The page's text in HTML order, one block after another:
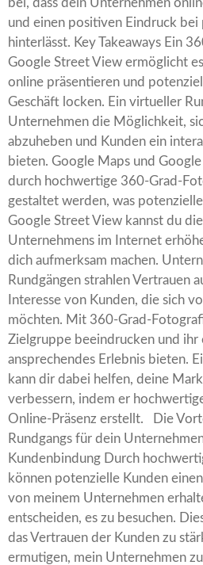
und einen positiven Eindruck
hinterlässt. Key Takeaways Ein
Google Street View ermöglicht
online präsentieren und
Geschäft locken. Ein virtueller
Unternehmen die Möglichkeit,
abzuheben und Kunden ein
bieten. Google Maps und
durch hochwertige 360-Grad-
gestaltet werden, was
Google Street View kannst du
Unternehmens im Internet
dich aufmerksam machen.
Rundgängen strahlen Vertrauen
Interesse von Kunden, die sich
möchten. Mit 360-Grad-
Zielgruppe beeindrucken und ihr
ansprechendes Erlebnis bieten.
kann dir dabei helfen, deine
verbessern, indem er
Online-Präsenz erstellt. Die
Rundgangs für dein
Kundenbindung Durch
können potenzielle Kunden
von meinem Unternehmen
entscheiden, es zu besuchen.
das Vertrauen der Kunden zu
ermutigen, mein Unternehmen